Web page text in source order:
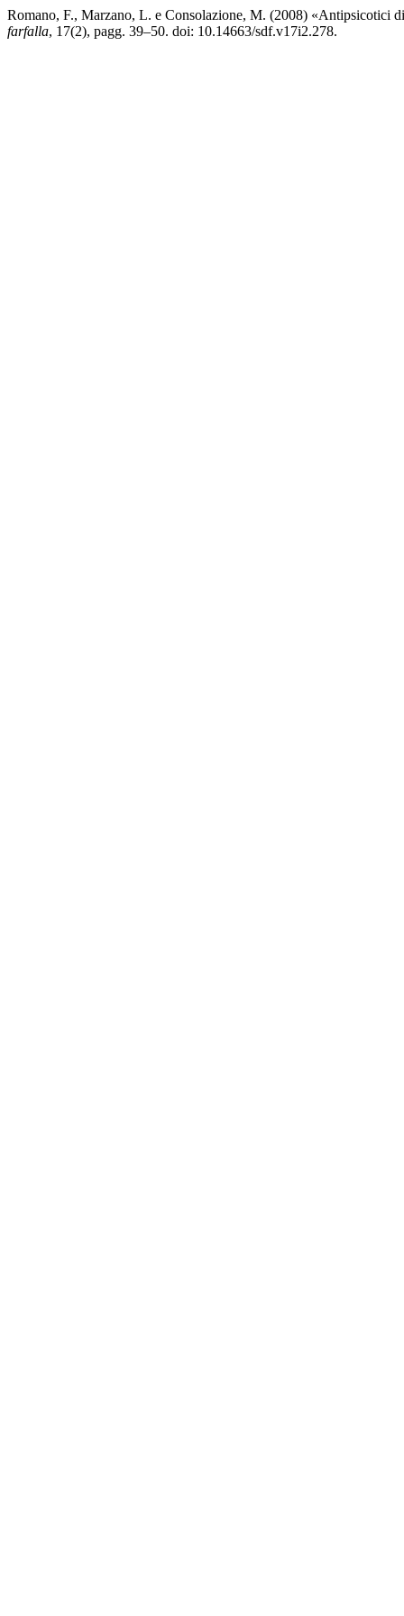
Romano, F., Marzano, L. e Consolazione, M. (2008) «Antipsicotici
farfalla, 17(2), pagg. 39–50. doi: 10.14663/sdf.v17i2.278.